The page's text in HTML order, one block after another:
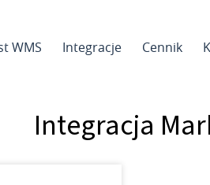
WMS Integracje Cennik
Integracja